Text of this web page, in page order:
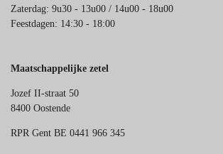
Zaterdag: 9u30 - 13u00 / 14u00 - 18u00
Feestdagen: 14:30 - 18:00
Maatschappelijke zetel
Jozef II-straat 50
8400 Oostende
RPR Gent BE 0441 966 345